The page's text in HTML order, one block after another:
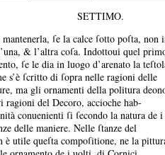
SETTIMO.
ſe la calce ſotto poſta,
& l’altra coſa. Indottoui quel
ſe le dia in luogo d’arenato la
s’è ſcritto di ſopra nelle ragioni delle
ma gli ornamenti della politura
ragioni del Decoro, accioche hab-
conuenienti ſi ſecondo la natura de
delle maniere. Nelle ſtanze del
è utile queſta compoſitione, ne la